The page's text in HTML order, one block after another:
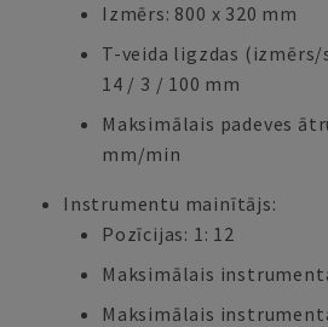
Izmērs: 800 x 320 mm
T-veida ligzdas
14 / 3 / 100 mm
Maksimālais padeves
mm/min
Instrumentu mainītājs:
Pozīcijas: 1: 12
Maksimālais
Maksimālais